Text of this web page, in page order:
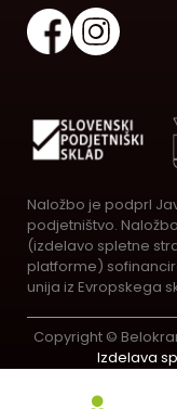
Naložbo je podprl
podjetništvo. Naložbo
(izdelavo spletne
platforme)
unija iz Evropskega
Copyright ©
Izdelava